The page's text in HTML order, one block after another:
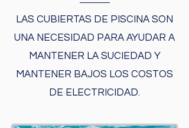
LAS CUBIERTAS DE PISCINA SON
UNA NECESIDAD PARA AYUDAR A
MANTENER LA SUCIEDAD Y
MANTENER BAJOS LOS COSTOS
DE ELECTRICIDAD.